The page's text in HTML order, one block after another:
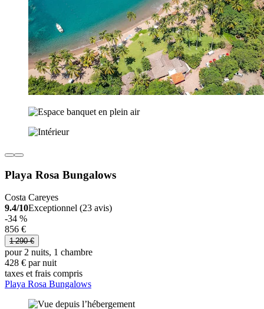
Playa Rosa Bungalows
Costa Careyes
9.4/10Exceptionnel (23 avis)
-34 %
856 €
1 290 €
pour 2 nuits, 1 chambre
428 € par nuit
taxes et frais compris
Playa Rosa Bungalows